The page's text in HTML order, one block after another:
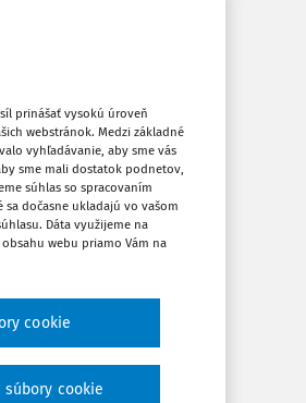
Vytlačiť
Obľúbené
prinášať vysokú úroveň
webstránok. Medzi základné
vyhľadávanie, aby sme vás
sme mali dostatok podnetov,
súhlas so spracovaním
dočasne ukladajú vo vašom
Dáta využijeme na
webu priamo Vám na
cookie
cookie